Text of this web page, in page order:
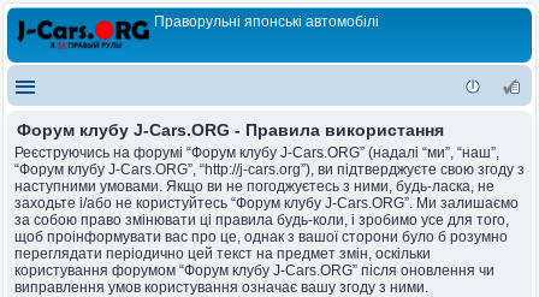
Праворульні японські автомобілі
Форум клубу J-Cars.ORG - Правила використання
Реєструючись на форумі “Форум клубу J-Cars.ORG” (надалі “ми”, “наш”,
“Форум клубу J-Cars.ORG”, “http://j-cars.org”), ви підтверджуєте свою згоду з
наступними умовами. Якщо ви не погоджуєтесь з ними, будь-ласка, не
заходьте і/або не користуйтесь “Форум клубу J-Cars.ORG”. Ми залишаємо
за собою право змінювати ці правила будь-коли, і зробимо усе для того,
щоб проінформувати вас про це, однак з вашої сторони було б розумно
переглядати періодично цей текст на предмет змін, оскільки
користування форумом “Форум клубу J-Cars.ORG” після оновлення чи
виправлення умов користування означає вашу згоду з ними.